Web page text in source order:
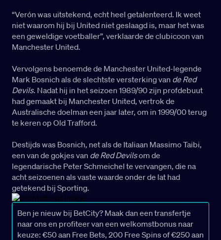
“Verón was uitstekend, echt heel getalenteerd. Ik weet
niet waarom hij bij United niet geslaagd is, maar het was
een geweldige voetballer”, verklaarde de clubicoon van
Manchester United.
Vervolgens benoemde de Manchester United-legende
Mark Bosnich als de slechtste versterking van de Red
Devils. Nadat hij in het seizoen 1989/90 zijn profdebuut
had gemaakt bij Manchester United, vertrok de
Australische doelman een jaar later, om in 1999/00 terug
te keren op Old Trafford.
Destijds was Bosnich, net als de Italiaan Massimo Taibi,
een van de gokjes van de Red Devilsom de
legendarische Peter Schmeichel te vervangen, die na
acht seizoenen als vaste waarde onder de lat had
getekend bij Sporting.
Ben je nieuw bij BetCity? Maak dan een transfertje
naar ons en profiteer van een welkomstbonus naar
keuze: €50 aan Free Bets, 200 Free Spins of €250 aan